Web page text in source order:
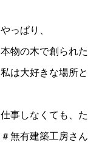
やっぱり、
本物の木で創られ
私は大好きな場所と
仕事しなくても、
＃無有建築工房さ